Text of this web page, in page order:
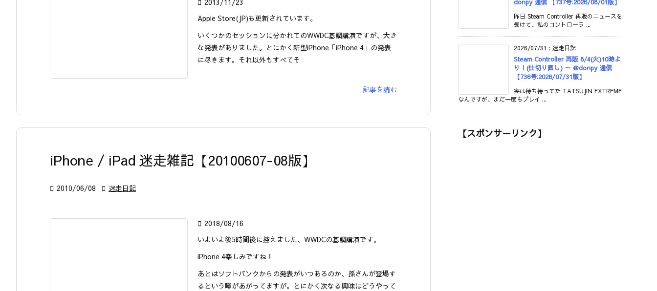
 2013/11/23
Apple Store(JP)も更新されています。
いくつかのセッションに分かれてのWWDC基調講演ですが、大き
な発表がありました。とにかく新型iPhone「iPhone 4」の発表
に尽きます。それ以外もすべてそ
記事を読む
iPhone / iPad 迷走雑記【20100607-08版】
 2010/06/08  迷走日記
 2018/08/16
いよいよ後5時間後に控えました、WWDCの基調講演です。
iPhone 4楽しみですね！
あとはソフトバンクからの発表がいつあるのか、孫さんが登場す
るという噂があがってますが。とにかく次なる興味はどうやって
donpy 通信 【737号:2026/08/01版】
昨日 Steam Controller 再販のニュースを
受けて、私のコントローラ ...
2026/07/31 : 迷走日記
Steam Controller 再販 8/4(火)10時よ
り！(仕切り直し) ～ @donpy 通信
【736号:2026/07/31版】
実は待ち待ってた TATSUJIN EXTREME
なんですが、まだ一度もプレイ ...
【スポンサーリンク】